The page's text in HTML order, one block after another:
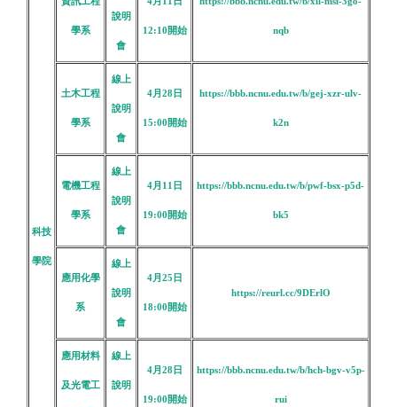
科技
學院
學系
說明
會
12:10開始 nqb
土木工程
學系
線上
說明
會
4月28日
15:00 開始
https://bbb.ncnu.edu.tw/b/gej-xzr-ulv-
k2n
電機工程
學系
線上
說明
會
4月11日
19:00 開始
https://bbb.ncnu.edu.tw/b/pwf-bsx-p5d-
bk5
應用化學
系
線上
說明
會
4月25日
18:00 開始
https://reurl.cc/9DErlO
應用材料
及光電工
線上
說明
4月28日
19:00 開始
https://bbb.ncnu.edu.tw/b/hch-bgv-v5p-
rui